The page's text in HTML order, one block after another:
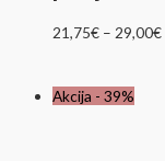
21,75€ – 29,00€
Akcija - 39%